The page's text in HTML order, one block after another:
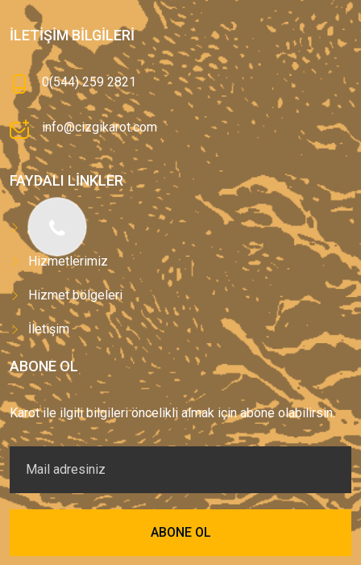
İLETIŞIM BILGILERI
0(544) 259 2821
info@cizgikarot.com
FAYDALI LINKLER
Anasayfa
Hizmetlerimiz
Hizmet bölgeleri
İletişim
ABONE OL
Karot ile ilgili bilgileri öncelikli almak için abone olabilirsin.